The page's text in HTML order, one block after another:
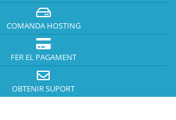
COMANDA HOSTING
FER EL PAGAMENT
OBTENIR SUPORT